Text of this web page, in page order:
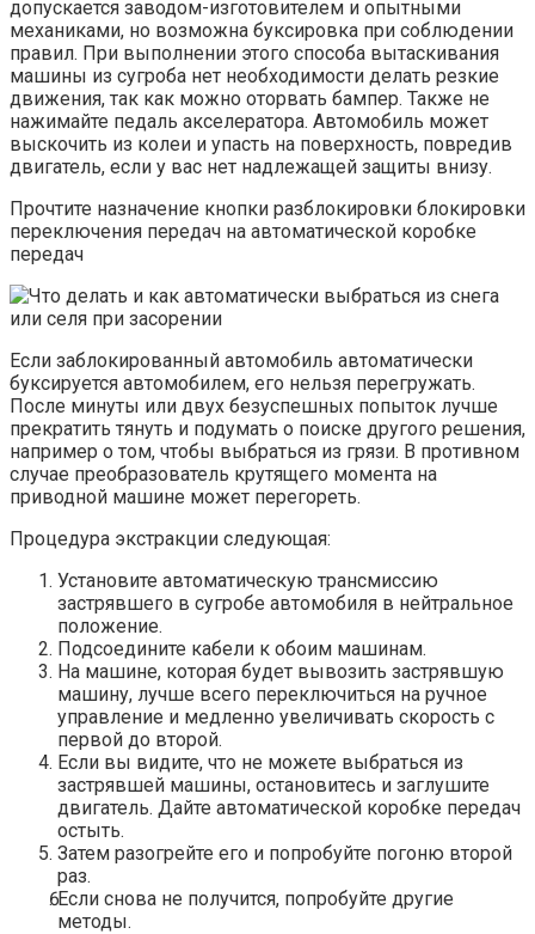
допускается заводом-изготовителем и опытными
механиками, но возможна буксировка при соблюдении
правил. При выполнении этого способа вытаскивания
машины из сугроба нет необходимости делать резкие
движения, так как можно оторвать бампер. Также не
нажимайте педаль акселератора. Автомобиль может
выскочить из колеи и упасть на поверхность, повредив
двигатель, если у вас нет надлежащей защиты внизу.
Прочтите назначение кнопки разблокировки блокировки
переключения передач на автоматической коробке
передач
Если заблокированный автомобиль автоматически
буксируется автомобилем, его нельзя перегружать.
После минуты или двух безуспешных попыток лучше
прекратить тянуть и подумать о поиске другого решения,
например о том, чтобы выбраться из грязи. В противном
случае преобразователь крутящего момента на
приводной машине может перегореть.
Процедура экстракции следующая:
Установите автоматическую трансмиссию
застрявшего в сугробе автомобиля в нейтральное
положение.
Подсоедините кабели к обоим машинам.
На машине, которая будет вывозить застрявшую
машину, лучше всего переключиться на ручное
управление и медленно увеличивать скорость с
первой до второй.
Если вы видите, что не можете выбраться из
застрявшей машины, остановитесь и заглушите
двигатель. Дайте автоматической коробке передач
остыть.
Затем разогрейте его и попробуйте погоню второй
раз.
Если снова не получится, попробуйте другие
методы.